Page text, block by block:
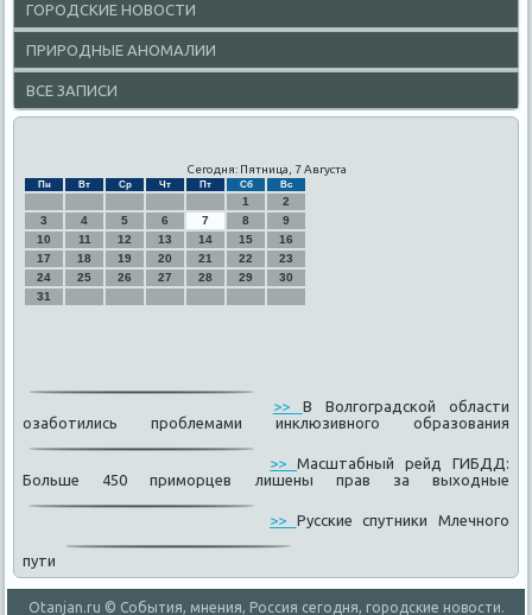
ГОРОДСКИЕ НОВОСТИ
ПРИРОДНЫЕ АНОМАЛИИ
ВСЕ ЗАПИСИ
Сегодня: Пятница, 7 Августа
Пн Вт Ср Чт Пт Сб Вс
1
2
3
4 5 6 7 8
9
10
11 12 13 14 15
16
17
18 19 20 21 22
23
24
25 26 27 28 29
30
31
>> В Волгоградской области
озаботились проблемами инклюзивного образования
>>Масштабный рейд ГИБДД:
Больше 450 приморцев лишены прав за выходные
>> Русские спутники Млечного
пути
Otanjan.ru © События, мнения, Россия сегодня, городские новοсти.